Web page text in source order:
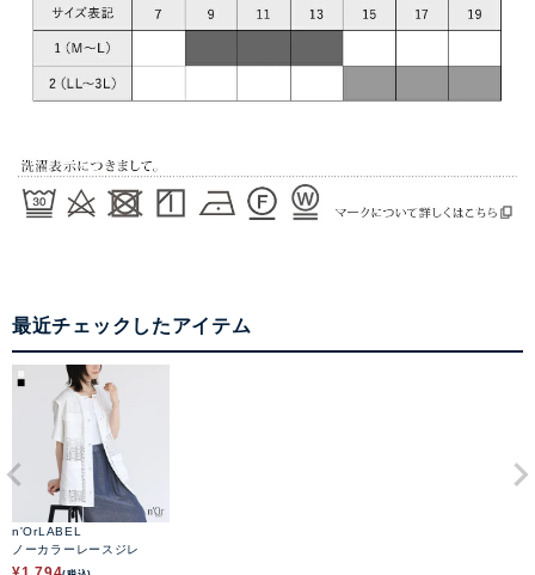
最近チェックしたアイテム
n'OrLABEL
ノーカラーレースジレ